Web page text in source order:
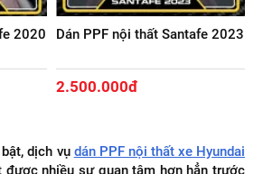
2020 Dán PPF nội thất Santafe 2023
2.500.000đ
dịch vụ dán PPF nội thất xe Hyundai
được nhiều sự quan tâm hơn hẳn trước